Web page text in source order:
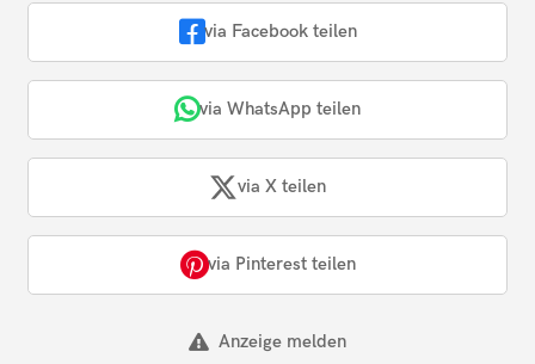
via Facebook teilen
via WhatsApp teilen
via X teilen
via Pinterest teilen
Anzeige melden